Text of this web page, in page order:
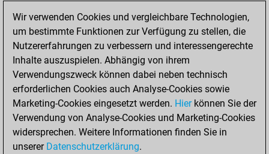
You played 6
slow games
Play
You scored +5
=0 -1 in slow games
Dienstag, März 14,
2023
You created
Wir verwenden Cookies und vergleichbare Technologien,
um bestimmte Funktionen zur Verfügung zu stellen, die
Nutzererfahrungen zu verbessern und interessengerechte
Inhalte auszuspielen. Abhängig von ihrem
Verwendungszweck können dabei neben technisch
erforderlichen Cookies auch Analyse-Cookies sowie
Marketing-Cookies eingesetzt werden. Hierkönnen Sie der
Verwendung von Analyse-Cookies und Marketing-Cookies
widersprechen. Weitere Informationen finden Sie in
unserer Datenschutzerklärung.